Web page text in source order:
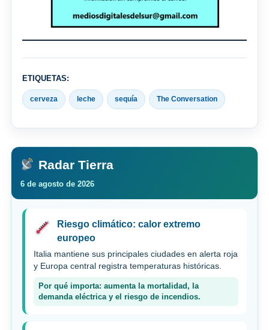
ETIQUETAS:
cerveza leche sequía The Conversation
Radar Tierra
6 de agosto de 2026
Riesgo climático: calor extremo
europeo
Italia mantiene sus principales ciudades en alerta roja
y Europa central registra temperaturas históricas.
Por qué importa: aumenta la mortalidad, la
demanda eléctrica y el riesgo de incendios.